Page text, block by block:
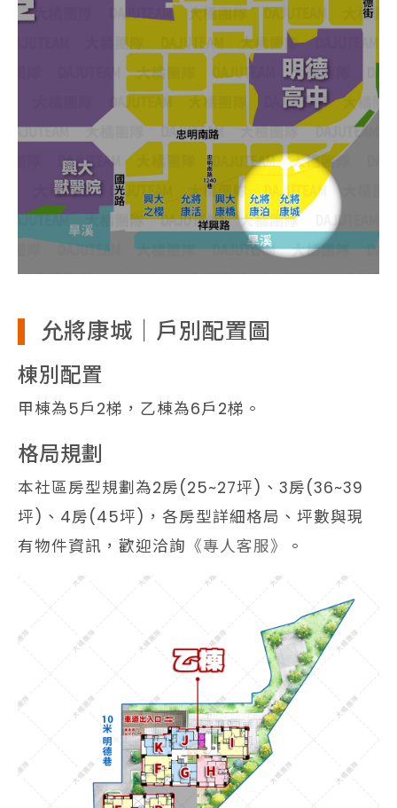
允將康城｜戶別配置圖
棟別配置
甲棟為5戶2梯，乙棟為6戶2梯。
格局規劃
本社區房型規劃為2房(25~27坪)、3房(36~39
坪)、4房(45坪)，各房型詳細格局、坪數與現
有物件資訊，歡迎洽詢 《專人客服》 。